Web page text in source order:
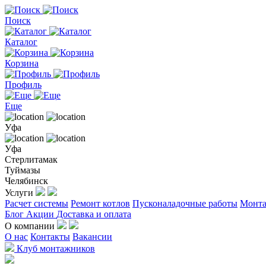
Поиск
Каталог
Корзина
Профиль
Еще
Уфа
Уфа
Стерлитамак
Туймазы
Челябинск
Услуги
Расчет системы Ремонт котлов Пусконаладочные работы
Блог Акции Доставка и оплата
О компании
О нас Контакты Вакансии
Клуб монтажников